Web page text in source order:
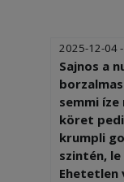
2025-12-04
Sajnos a
semmi
köret
krumpli
szintén,
Ehetetlen